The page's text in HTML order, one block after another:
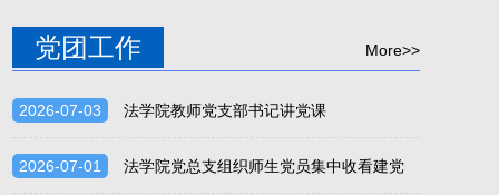
党团工作 More>>
2026-07-03 法学院教师党支部书记讲党课
2026-07-01 法学院党总支组织师生党员集中收看建党